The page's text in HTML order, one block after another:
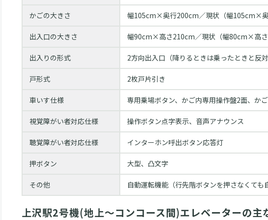
かごの大きさ 幅105cm×奥行200cm／現状（幅105cm×奥
出入口の大きさ 幅90cm×高さ210cm／現状（幅80cm×高さ
出入りの形式 2方向出入口（降りるときは乗ったときと反対
戸形式 2枚戸片引き
車いす仕様 専用乗場ボタン、かご内専⽤操作盤2⾯、か
視覚障がい者対応仕様 操作ボタン点字表⽰、⾳声アナウンス
聴覚障がい者対応仕様 インターホン呼出ボタン応答灯
押ボタン 大型、凸文字
その他 自動運転機能（行先階ボタンを押さなくても
上沢駅2号機(地上～コンコース間)エレベーターの主